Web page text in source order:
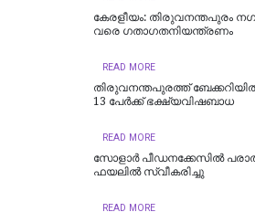
കേരളീയം: തിരുവനന്തപുരം
വരെ ഗതാഗതനിയന്ത്രണം
READ MORE
തിരുവനന്തപുരത്ത്
13 പേർക്ക് ഭക്ഷ്യവിഷബാധ
READ MORE
സോളാര്‍ പീഡനക്കേസില്‍
ഫയലില്‍ സ്വീകരിച്ചു
READ MORE